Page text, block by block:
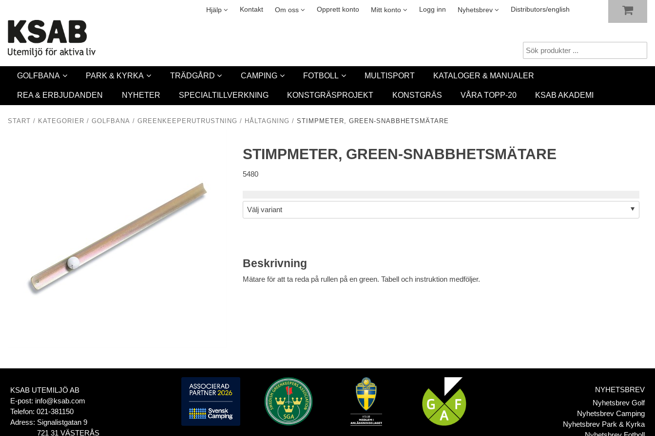
Hjälp
Säkerhet & Cookies Kontakt Om oss
Leasing Opprett konto Mitt konto Logg inn Nyhetsbrev
Newsletter Distributors/english
GOLFBANA PARK & KYRKA TRÄDGÅRD CAMPING FOTBOLL MULTISPORT KATALOGER & MANUALER
REA & ERBJUDANDEN NYHETER SPECIALTILLVERKNING KONSTGRÄSPROJEKT KONSTGRÄS VÅRA TOPP-20 KSAB AKADEMI
START / KATEGORIER / GOLFBANA / GREENKEEPERUTRUSTNING / HÅLTAGNING / STIMPMETER, GREEN-SNABBHETSMÄTARE
STIMPMETER, GREEN-SNABBHETSMÄTARE
5480
Beskrivning
Mätare för att ta reda på rullen på en green. Tabell och instruktion medföljer.
KSAB UTEMILJÖ AB
E-post: info@ksab.com
Telefon: 021-381150
Adress: Signalistgatan 9
721 31 VÄSTERÅS
NYHETSBREV
Nyhetsbrev Golf
Nyhetsbrev Camping
Nyhetsbrev Park & Kyrka